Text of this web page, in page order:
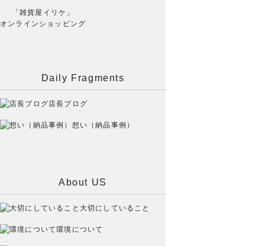
「雑貨屋イリケ」
オンラインショッピング
Daily Fragments
店長ブログ
想い（納品事例）
About US
大切にしていること
環境について